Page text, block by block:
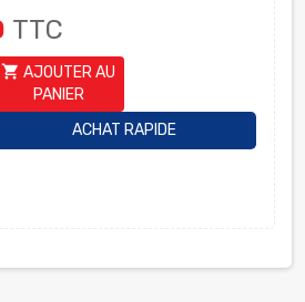
TTC
shopping_cart AJOUTER AU
PANIER
ACHAT RAPIDE